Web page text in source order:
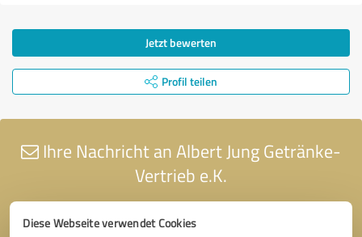
Diese Webseite verwendet Cookies
Jetzt bewerten
Profil teilen
Ihre Nachricht an Albert Jung Getränke-
Vertrieb e.K.